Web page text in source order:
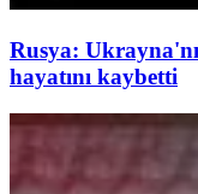
Rusya:
hayatını kaybetti